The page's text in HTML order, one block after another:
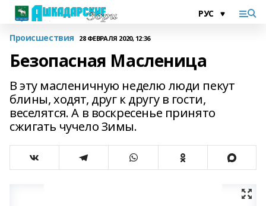
Происшествия 28 ФЕВРАЛЯ 2020, 12:36
Безопасная Масленица
В эту масленичную неделю люди пекут
блины, ходят, друг к другу в гости,
веселятся. А в воскресенье принято
сжигать чучело Зимы.